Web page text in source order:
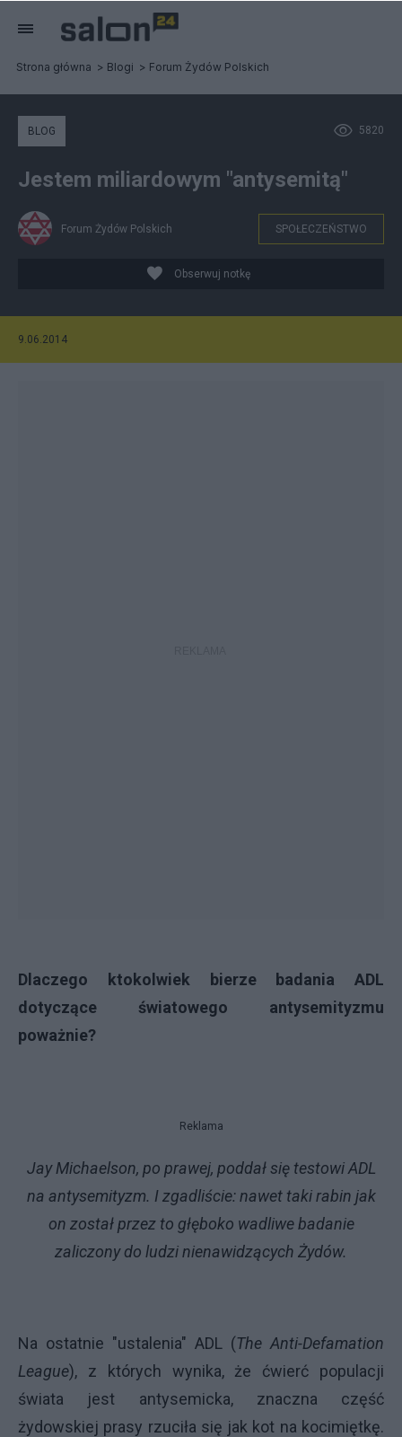
Strona główna Blogi Forum Żydów Polskich
5820
BLOG
Jestem miliardowym "antysemitą"
Forum Żydów Polskich SPOŁECZEŃSTWO
Obserwuj notkę
9.06.2014
Dlaczego ktokolwiek bierze badania ADL
dotyczące światowego antysemityzmu
poważnie?
Reklama
Jay Michaelson, po prawej, poddał się testowi ADL
na antysemityzm. I zgadliście: nawet taki rabin jak
on został przez to głęboko wadliwe badanie
zaliczony do ludzi nienawidzących Żydów.
Na ostatnie "ustalenia" ADL (The Anti-Defamation
League), z których wynika, że ćwierć populacji
świata jest antysemicka, znaczna część
żydowskiej prasy rzuciła się jak kot na kocimiętkę.